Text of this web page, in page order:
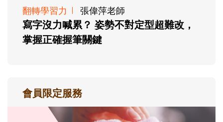
翻轉學習力 張偉萍老師
寫字沒力喊累？ 姿勢不對定型超難改，
掌握正確握筆關鍵
會員限定服務